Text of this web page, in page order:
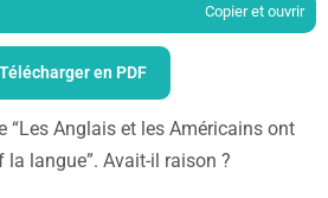
Copier et ouvrir
Télécharger en PDF
“Les Anglais et les Américains ont
langue”. Avait-il raison ?